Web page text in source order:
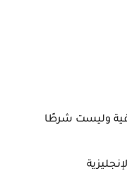
وليست شرطًا